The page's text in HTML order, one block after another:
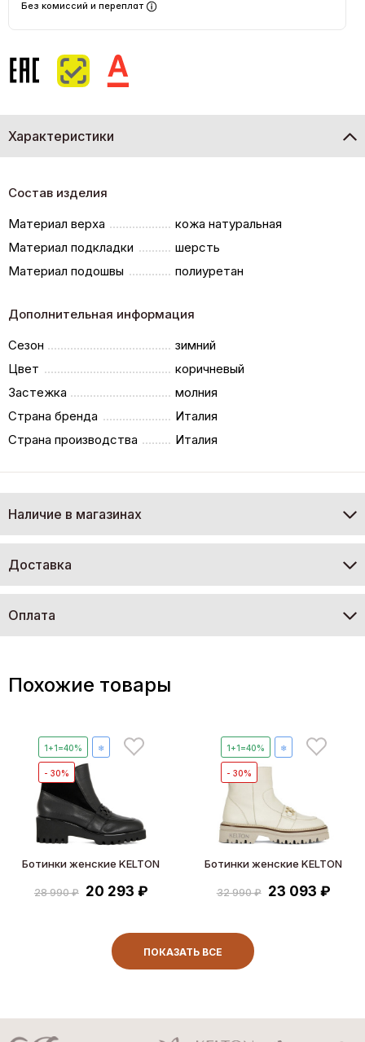
Без комиссий и переплат
Характеристики
Состав изделия
Материал верха
кожа натуральная
Материал подкладки
шерсть
Материал подошвы
полиуретан
Дополнительная информация
Сезон
зимний
Цвет
коричневый
Застежка
молния
Страна бренда
Италия
Страна производства
Италия
Наличие в магазинах
Доставка
Оплата
Похожие товары
1+1=40% ❄
- 30%
Ботинки женские KELTON
28 990 ₽ 20 293 ₽
1+1=40% ❄
- 30%
Ботинки женские KELTON
32 990 ₽ 23 093 ₽
ПОКАЗАТЬ ВСЕ